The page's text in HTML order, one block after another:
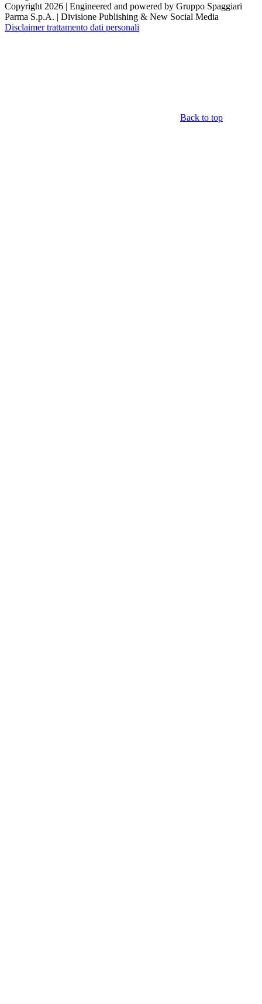
Copyright 2026 | Engineered and powered by Gruppo Spaggiari
Parma S.p.A. | Divisione Publishing & New Social Media
Disclaimer trattamento dati personali
Back to top